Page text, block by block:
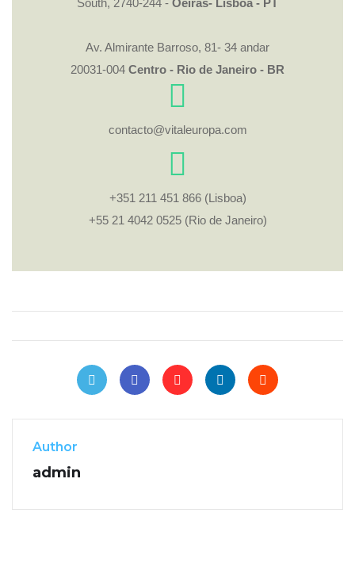
South, 2740-244 - Oeiras- Lisboa - PT
Av. Almirante Barroso, 81- 34 andar
20031-004 Centro - Rio de Janeiro - BR
contacto@vitaleuropa.com
+351 211 451 866 (Lisboa)
+55 21 4042 0525 (Rio de Janeiro)
Author
admin